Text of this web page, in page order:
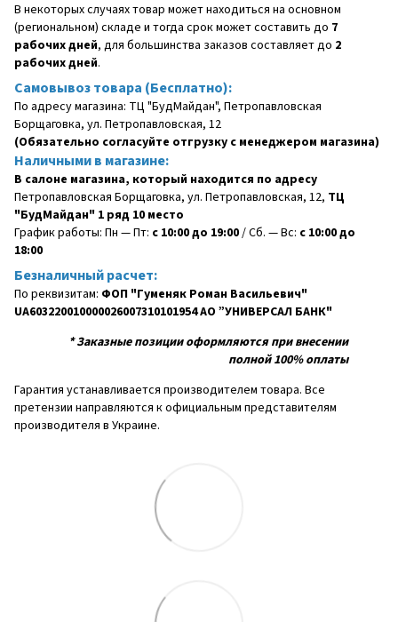
В некоторых случаях товар может находиться на основном
(региональном) складе и тогда срок может составить до 7
рабочих дней, для большинства заказов составляет до 2
рабочих дней.
Самовывоз товара (Бесплатно):
По адресу магазина: ТЦ "БудМайдан", Петропавловская
Борщаговка, ул. Петропавловская, 12
(Обязательно согласуйте отгрузку с менеджером магазина)
Наличными в магазине:
В салоне магазина, который находится по адресу
Петропавловская Борщаговка, ул. Петропавловская, 12, ТЦ
"БудМайдан" 1 ряд 10 место
График работы: Пн — Пт: с 10:00 до 19:00/ Сб. — Вс: с 10:00 до
18:00
Безналичный расчет:
По реквизитам: ФОП "Гуменяк Роман Васильевич"
UA603220010000026007310101954 АО ”УНИВЕРСАЛ БАНК"
*Заказные позиции оформляются при внесении
полной 100% оплаты
Гарантия устанавливается производителем товара. Все
претензии направляются к официальным представителям
производителя в Украине.